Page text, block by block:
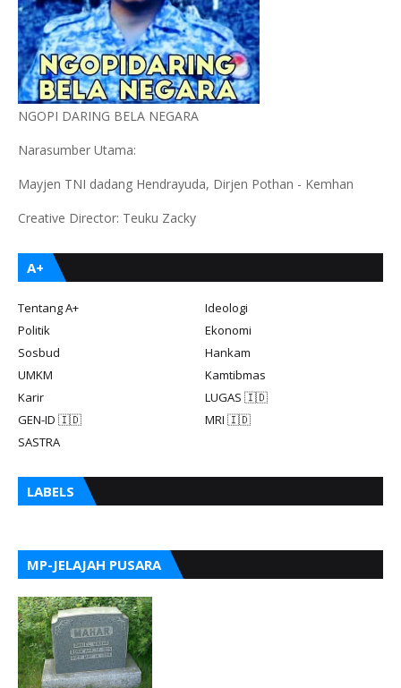
NGOPI DARING BELA NEGARA
Narasumber Utama:
Mayjen TNI dadang Hendrayuda, Dirjen Pothan - Kemhan
Creative Director: Teuku Zacky
A+
Tentang A+
Ideologi
Politik
Ekonomi
Sosbud
Hankam
UMKM
Kamtibmas
Karir
LUGAS 🇮🇩
GEN-ID 🇮🇩
MRI 🇮🇩
SASTRA
LABELS
MP-JELAJAH PUSARA